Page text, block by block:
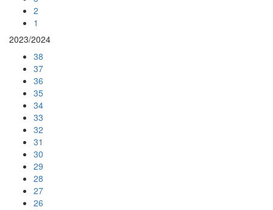
2
1
2023/2024
38
37
36
35
34
33
32
31
30
29
28
27
26